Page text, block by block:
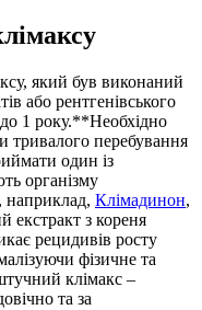
який був виконаний
або рентгенівського
1 року.**Необхідно
тривалого перебування
один із
організму
наприклад, Клімадинон,
екстракт з кореня
рецидивів росту
фізичне та
клімакс –
та за